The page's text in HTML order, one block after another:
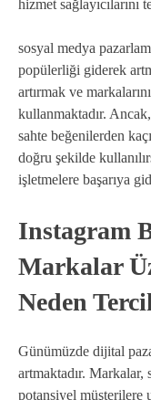
hizmet
sosyal medya
popülerliği giderek
artırmak ve
kullanmaktadır.
sahte beğenilerden
doğru şekilde
işletmelere başarıya
Instagram
Markalar
Neden
Günümüzde dijital
artmaktadır. Markalar,
potansiyel müşterilere